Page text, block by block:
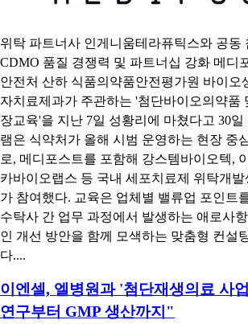
위탁 파트너사 인게니움테라퓨틱스와 공동
CDMO 품질 경쟁력 및 파트너십 강화 메디
안전처 산하 식품의약품안전평가원 바이오
자치료제과가 주관하는 '첨단바이오의약품
장교육'을 지난 7일 성황리에 마쳤다고 30
램은 식약처가 올해 시범 운영하는 현장 중
로, 메디포스트를 포함해 강스템바이오텍,
카바이오랩스 등 국내 세포치료제 위탁개
가 참여했다. 교육은 업체별 밸류업 포인트
수탁사 간 업무 과정에서 발생하는 애로사
인 개선 방안을 함께 모색하는 맞춤형 컨설
다....
이엔셀, 엘병원과 '첨단재생의료 사
연구부터 GMP 생산까지"